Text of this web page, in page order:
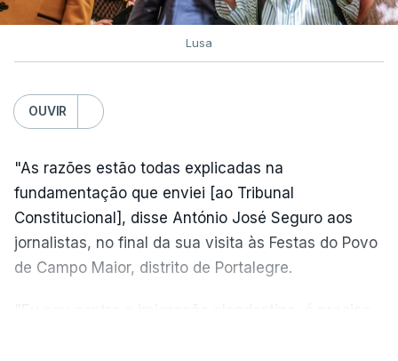
Lusa
OUVIR
"As razões estão todas explicadas na
fundamentação que enviei [ao Tribunal
Constitucional], disse António José Seguro aos
jornalistas, no final da sua visita às Festas do Povo
de Campo Maior, distrito de Portalegre.